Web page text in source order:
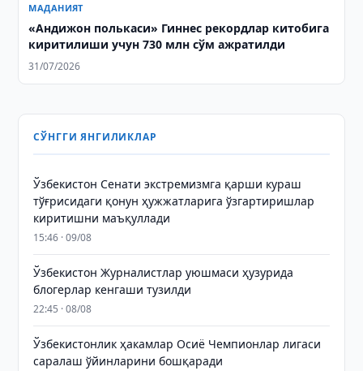
МАДАНИЯТ
«Андижон полькаси» Гиннес рекордлар китобига
киритилиши учун 730 млн сўм ажратилди
31/07/2026
СЎНГГИ ЯНГИЛИКЛАР
Ўзбекистон Сенати экстремизмга қарши кураш
тўғрисидаги қонун ҳужжатларига ўзгартиришлар
киритишни маъқуллади
15:46 · 09/08
Ўзбекистон Журналистлар уюшмаси ҳузурида
блогерлар кенгаши тузилди
22:45 · 08/08
Ўзбекистонлик ҳакамлар Осиё Чемпионлар лигаси
саралаш ўйинларини бошқаради